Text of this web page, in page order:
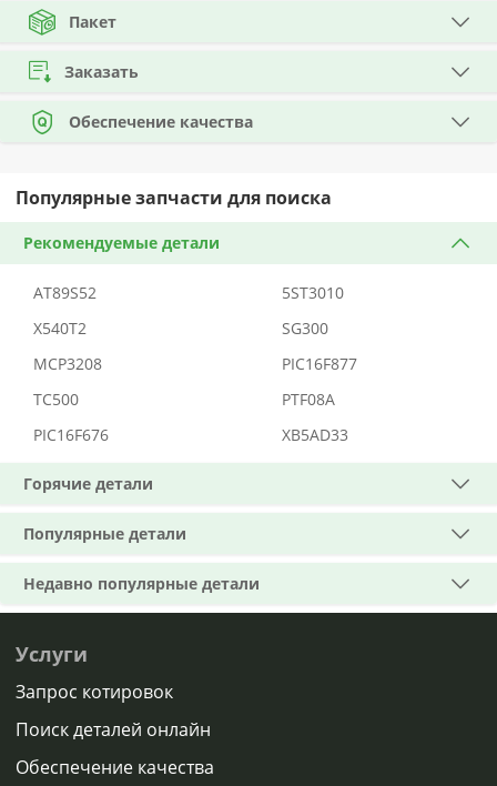
Пакет
Заказать
Обеспечение качества
Популярные запчасти для поиска
Рекомендуемые детали
AT89S52
5ST3010
X540T2
SG300
MCP3208
PIC16F877
TC500
PTF08A
PIC16F676
XB5AD33
Горячие детали
Популярные детали
Недавно популярные детали
Услуги
Запрос котировок
Поиск деталей онлайн
Обеспечение качества